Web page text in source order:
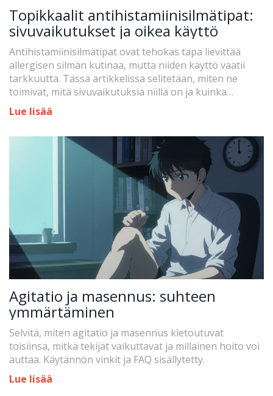
Topikkaalit antihistamiinisilmätipat:
sivuvaikutukset ja oikea käyttö
Antihistamiinisilmätipat ovat tehokas tapa lievittää
allergisen silmän kutinaa, mutta niiden käyttö vaatii
tarkkuutta. Tässä artikkelissa selitetään, miten ne
toimivat, mitä sivuvaikutuksia niillä on ja kuinka
käytetään niitä oikein ilman riskejä.
Lue lisää
Agitatio ja masennus: suhteen
ymmärtäminen
Selvitä, miten agitatio ja masennus kietoutuvat
toisiinsa, mitkä tekijät vaikuttavat ja millainen hoito voi
auttaa. Käytännön vinkit ja FAQ sisällytetty.
Lue lisää